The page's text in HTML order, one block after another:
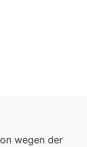
wegen der